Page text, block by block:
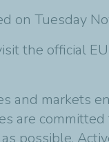
on Tuesday
the official
markets
are